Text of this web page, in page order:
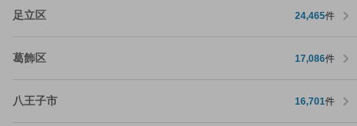
足立区 24,465件
葛飾区 17,086件
八王子市 16,701件